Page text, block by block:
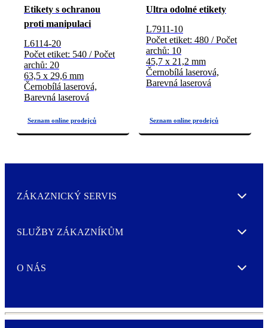
Etikety s ochranou
proti manipulaci
L6114-20
Počet etiket: 540 / Počet
archů: 20
63,5 x 29,6 mm
Černobílá laserová,
Barevná laserová
Ultra odolné etikety
L7911-10
Počet etiket: 480 / Počet
archů: 10
45,7 x 21,2 mm
Černobílá laserová,
Barevná laserová
ZÁKAZNICKÝ SERVIS Expand
SLUŽBY ZÁKAZNÍKŮM Expand
O NÁS Expand